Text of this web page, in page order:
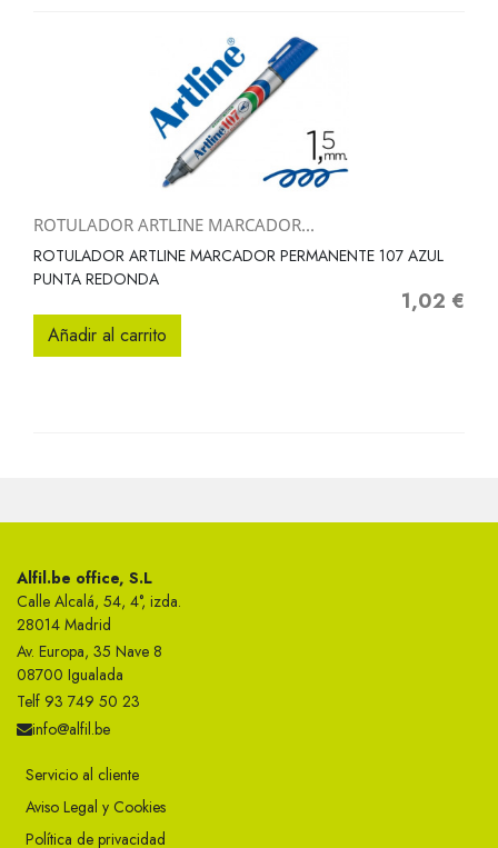
ROTULADOR ARTLINE MARCADOR...
ROTULADOR ARTLINE MARCADOR PERMANENTE 107 AZUL
PUNTA REDONDA
Precio
1,02 €
Añadir al carrito
Alfil.be office, S.L
Calle Alcalá, 54, 4°, izda.
28014 Madrid
Av. Europa, 35 Nave 8
08700 Igualada
Telf 93 749 50 23
info@alfil.be
Servicio al cliente
Aviso Legal y Cookies
Política de privacidad